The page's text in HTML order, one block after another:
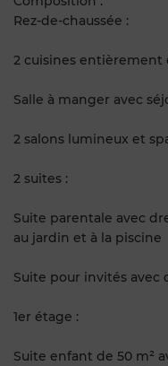
Rez-de-chaussée :
2 cuisines entièrement
Salle à manger avec
2 salons lumineux et
2 suites :
Suite parentale avec
au jardin et à la piscine
Suite pour invités avec
1er étage :
Suite enfant de 50 m²